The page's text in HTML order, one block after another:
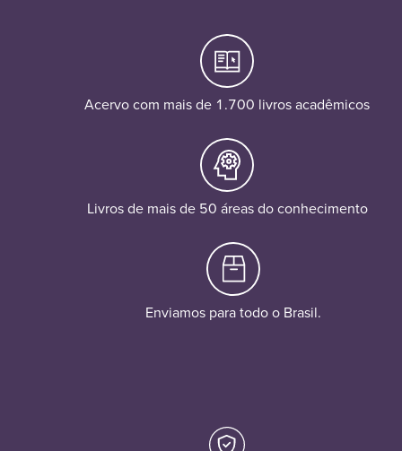
Acervo com mais de 1.700 livros acadêmicos
Livros de mais de 50 áreas do conhecimento
Enviamos para todo o Brasil.